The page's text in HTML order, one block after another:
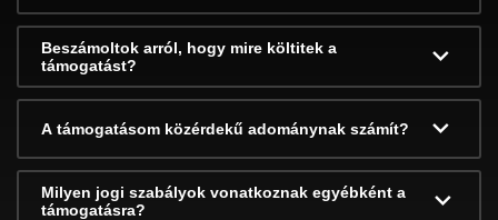
Beszámoltok arról, hogy mire költitek a
támogatást?
A támogatásom közérdekű adománynak számít?
Milyen jogi szabályok vonatkoznak egyébként a
támogatásra?